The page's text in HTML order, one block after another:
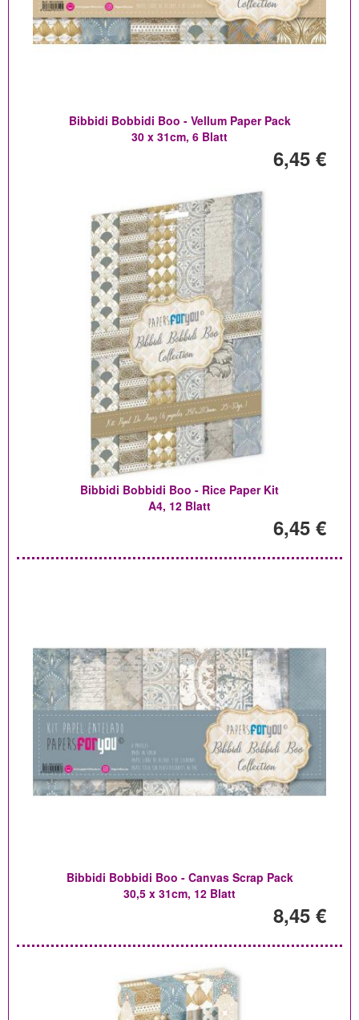
Bibbidi Bobbidi Boo - Vellum Paper Pack
30 x 31cm, 6 Blatt
6,45 €
Bibbidi Bobbidi Boo - Rice Paper Kit
A4, 12 Blatt
6,45 €
Bibbidi Bobbidi Boo - Canvas Scrap Pack
30,5 x 31cm, 12 Blatt
8,45 €